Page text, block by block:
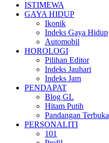
ISTIMEWA
GAYA HIDUP
Ikonik
Indeks Gaya Hidup
Automobil
HOROLOGI
Pilihan Editor
Indeks Jauhari
Indeks Jam
PENDAPAT
Blog GL
Hitam Putih
Pandangan Terbuka
PERSONALITI
101